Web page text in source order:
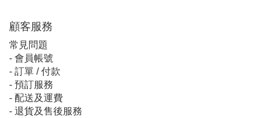
顧客服務
常見問題
- 會員帳號
- 訂單 / 付款
- 預訂服務
- 配送及運費
- 退貨及售後服務